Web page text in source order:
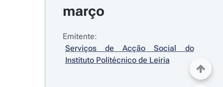
março
Emitente:
Serviços de Acção Social do
Instituto Politécnico de Leiria